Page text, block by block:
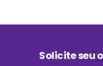
Solicite seu